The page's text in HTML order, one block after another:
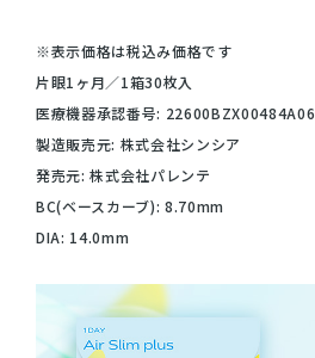
※表示価格は税込み価格です
片眼1ヶ月／1箱30枚入
医療機器承認番号: 22600BZX00484A06
製造販売元: 株式会社シンシア
発売元: 株式会社パレンテ
BC(ベースカーブ): 8.70mm
DIA: 14.0mm